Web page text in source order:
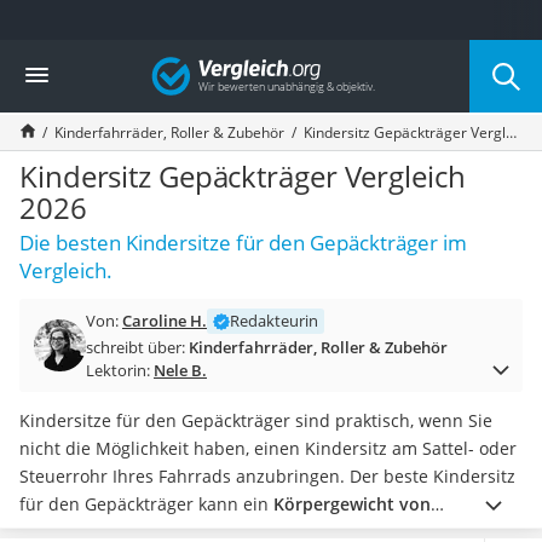
Die beliebtesten Vergleiche nach Kategorie
Kind & Baby
Babyphone mit 2 Kameras
Walkie-Talkie Kinder
Kindermatratzen
Babywippe
Rollschuhe für Kinder
Tischkicker
Laufrad
Babyschlafsack
Kinderuhr
Treppenschutzgitter
Kindersitz ab 4 Jahren
Kinderroller 3 Räder
Ferngesteuertes Auto
Kindersitz 15–36 kg
Vergleich
Kinderfahrräder, Roller & Zubehör Kindersitz Gepäckträger Vergleich 2026
Kindersitz Gepäckträger Vergleich
2026
Die besten Kindersitze für den Gepäckträger im
Vergleich.
Von:Caroline H.
Redakteurin
schreibt über: Kinderfahrräder, Roller & Zubehör
Lektorin: Nele B.
Kindersitze für den Gepäckträger sind praktisch, wenn Sie
nicht die Möglichkeit haben, einen Kindersitz am Sattel- oder
Steuerrohr Ihres Fahrrads anzubringen. Der beste Kindersitz
für den Gepäckträger kann ein Körpergewicht von
mindestens 22 kgtragen und hat einenpraktischen